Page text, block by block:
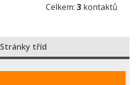
Celkem: 3 kontaktů
Stránky tříd